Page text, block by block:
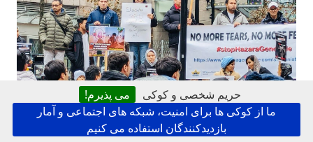
حریم شخصی و کوکی
می پذیرم!
ما از کوکی ها برای امنیت، شبکه های اجتماعی و آمار
بازدیدکنندگان استفاده می کنیم